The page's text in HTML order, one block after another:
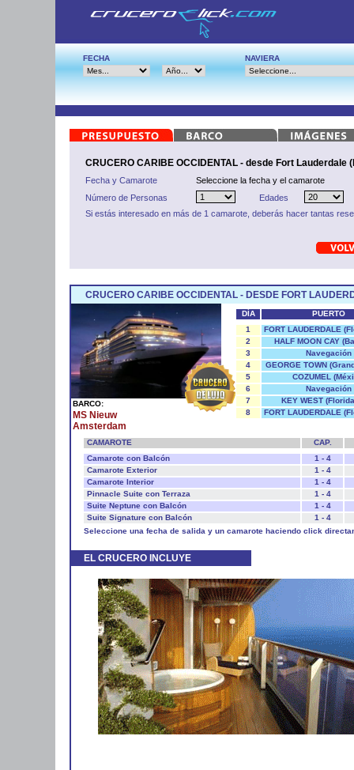
FECHA NAVIERA
CRUCERO CARIBE OCCIDENTAL - desde Fort Lauderdale
Fecha y Camarote
Seleccione la fecha y el camarote
Número de Personas
Edades
Si estás interesado en más de 1 camarote, deberás hacer tantas
CRUCERO CARIBE OCCIDENTAL - DESDE FORT
BARCO:
MS Nieuw
Amsterdam
DÍA
PUERTO
1
FORT LAUDERDALE
2
HALF MOON CAY
3
Navegación
4
GEORGE TOWN
5
COZUMEL
6
Navegación
7
KEY WEST
8
FORT LAUDERDALE
CAMAROTE
CAP.
Camarote con Balcón
1 - 4
Camarote Exterior
1 - 4
Camarote Interior
1 - 4
Pinnacle Suite con Terraza
1 - 4
Suite Neptune con Balcón
1 - 4
Suite Signature con Balcón
1 - 4
Seleccione una fecha de salida y un camarote haciendo click
EL CRUCERO INCLUYE